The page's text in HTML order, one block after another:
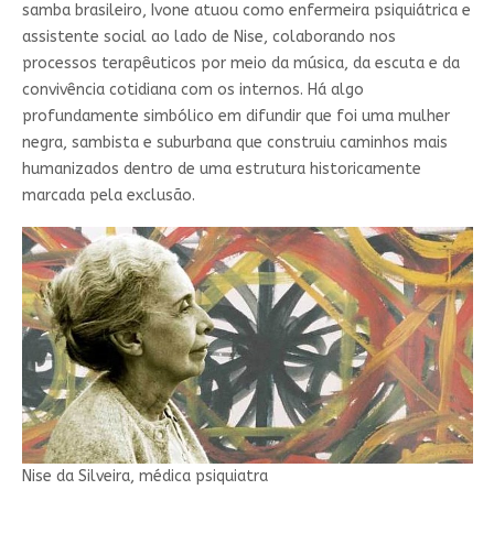
samba brasileiro, Ivone atuou como enfermeira psiquiátrica e
assistente social ao lado de Nise, colaborando nos
processos terapêuticos por meio da música, da escuta e da
convivência cotidiana com os internos. Há algo
profundamente simbólico em difundir que foi uma mulher
negra, sambista e suburbana que construiu caminhos mais
humanizados dentro de uma estrutura historicamente
marcada pela exclusão.
Nise da Silveira, médica psiquiatra